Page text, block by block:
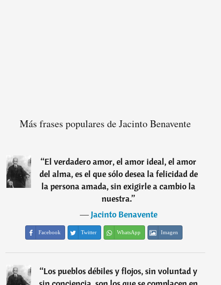
Más frases populares de Jacinto Benavente
“El verdadero amor, el amor ideal, el amor
del alma, es el que sólo desea la felicidad de
la persona amada, sin exigirle a cambio la
nuestra.”
―Jacinto Benavente
Facebook Twitter WhatsApp Imagen
“Los pueblos débiles y flojos, sin voluntad y